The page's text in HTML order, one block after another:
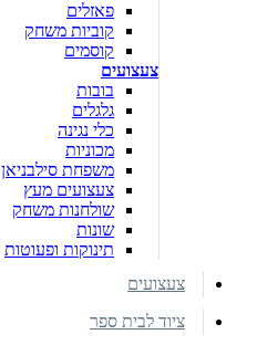
פאזלים
קוביות משחק
קוסמים
צעצועים
בובות
גלגלים
כלי נגינה
מכוניות
משפחת סילבניאן
צעצועים מעץ
שולחנות משחק
שונות
תינוקות ופעוטות
צעצועים
ציוד לבית ספר